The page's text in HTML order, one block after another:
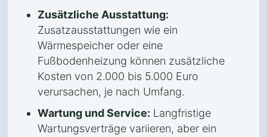
Zusätzliche Ausstattung:
Zusatzausstattungen wie ein
Wärmespeicher oder eine
Fußbodenheizung können zusätzliche
Kosten von 2.000 bis 5.000 Euro
verursachen, je nach Umfang.
Wartung und Service: Langfristige
Wartungsverträge variieren, aber ein